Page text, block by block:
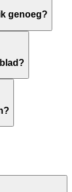
genoeg?